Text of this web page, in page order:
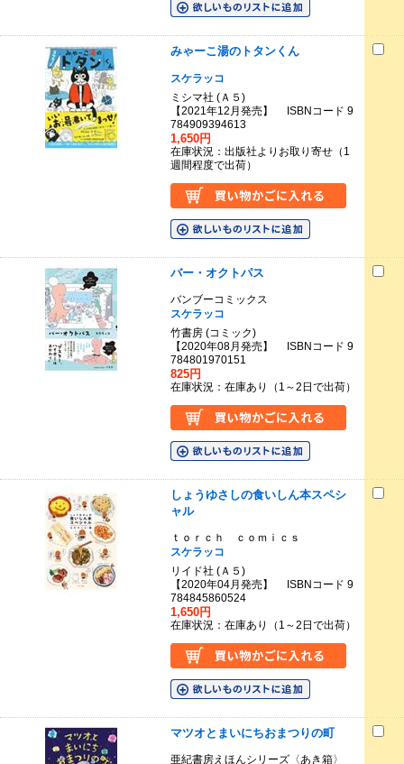
みゃーこ湯のトタンくん
スケラッコ
ミシマ社 (Ａ５)
【2021年12月発売】 ISBNコード 9
784909394613
1,650円
在庫状況：出版社よりお取り寄せ（1
週間程度で出荷）
バー・オクトパス
バンブーコミックス
スケラッコ
竹書房 (コミック)
【2020年08月発売】 ISBNコード 9
784801970151
825円
在庫状況：在庫あり（1～2日で出荷）
しょうゆさしの食いしん本スペシ
ャル
ｔｏｒｃｈ ｃｏｍｉｃｓ
スケラッコ
リイド社 (Ａ５)
【2020年04月発売】 ISBNコード 9
784845860524
1,650円
在庫状況：在庫あり（1～2日で出荷）
マツオとまいにちおまつりの町
亜紀書房えほんシリーズ〈あき箱〉